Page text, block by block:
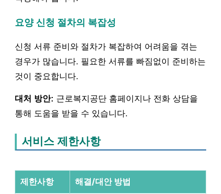
요양 신청 절차의 복잡성
신청 서류 준비와 절차가 복잡하여 어려움을 겪는
경우가 많습니다. 필요한 서류를 빠짐없이 준비하는
것이 중요합니다.
대처 방안: 근로복지공단 홈페이지나 전화 상담을
통해 도움을 받을 수 있습니다.
서비스 제한사항
제한사항 해결/대안 방법